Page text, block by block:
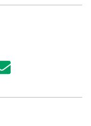
Share